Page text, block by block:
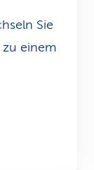
Sie
zu einem